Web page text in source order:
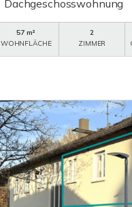
Dachgeschosswohnung
57 m²
WOHNFLÄCHE
2
ZIMMER